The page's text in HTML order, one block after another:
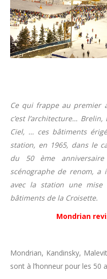
Ce qui frappe au premier
c’est l’architecture… Brelin,
Ciel, … ces bâtiments
station, en 1965, dans le
du 50 ème
scénographe de renom, a
avec la station une mise
bâtiments de la Croisette.
Mondrian
Mondrian, Kandinsky,
sont à l’honneur pour les 50